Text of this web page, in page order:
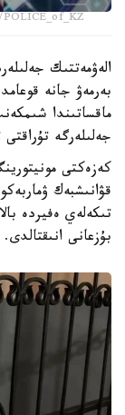
الەۋمەتتىك
بەرمەۋ جانە
ماقساتىندا
جەلىلەرگە
تىكەلەي ەفيردە
بۇزعانى انىقتالدى.